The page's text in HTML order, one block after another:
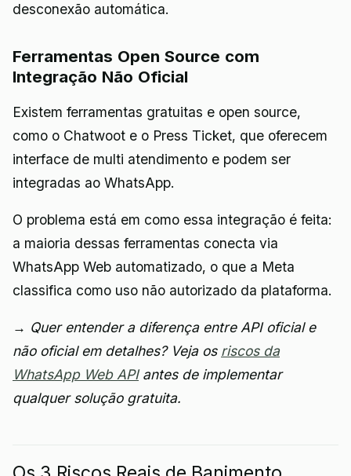
desconexão automática.
Ferramentas Open Source com
Integração Não Oficial
Existem ferramentas gratuitas e open source,
como o Chatwoot e o Press Ticket, que oferecem
interface de multi atendimento e podem ser
integradas ao WhatsApp.
O problema está em como essa integração é feita:
a maioria dessas ferramentas conecta via
WhatsApp Web automatizado, o que a Meta
classifica como uso não autorizado da plataforma.
→ Quer entender a diferença entre API oficial e
não oficial em detalhes? Veja os riscos da
WhatsApp Web APIantes de implementar
qualquer solução gratuita.